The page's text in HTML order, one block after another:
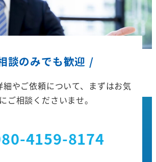
談のみでも歓迎 /
やご依頼について、
まずはお気
ご相談くださいませ。
4159-8174